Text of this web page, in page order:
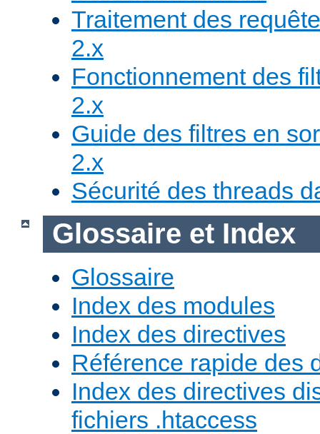
Traitement des
2.x
Fonctionnement des
2.x
Guide des filtres en
2.x
Sécurité des threads
Glossaire et Index
Glossaire
Index des modules
Index des directives
Référence rapide des
Index des directives
fichiers .htaccess